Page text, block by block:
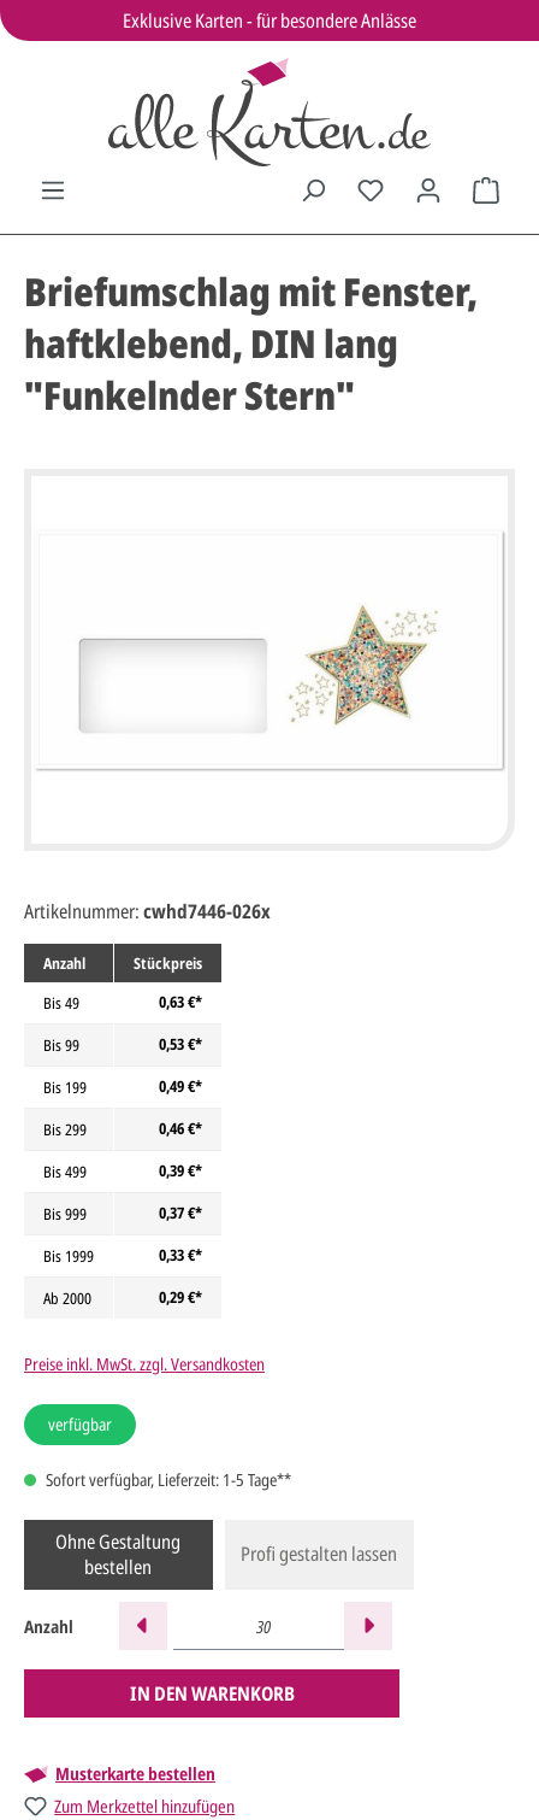
Exklusive Karten - für besondere Anlässe
Briefumschlag mit Fenster,
haftklebend, DIN lang
"Funkelnder Stern"
Anzahl
Stückpreis
Bis49
0,63 €*
Bis99
0,53 €*
Bis 199
0,49 €*
Bis299
0,46 €*
Bis499
0,39 €*
Bis999
0,37 €*
Bis 1999
0,33 €*
Ab 2000 0,29 €*
Preise inkl. MwSt. zzgl. Versandkosten
verfügbar
Sofort verfügbar, Lieferzeit: 1-5 Tage**
Ohne Gestaltung
bestellen
Profi gestalten lassen
Anzahl
IN DEN WARENKORB
Musterkarte bestellen
Zum Merkzettel hinzufügen
Artikelnummer:cwhd7446-026x